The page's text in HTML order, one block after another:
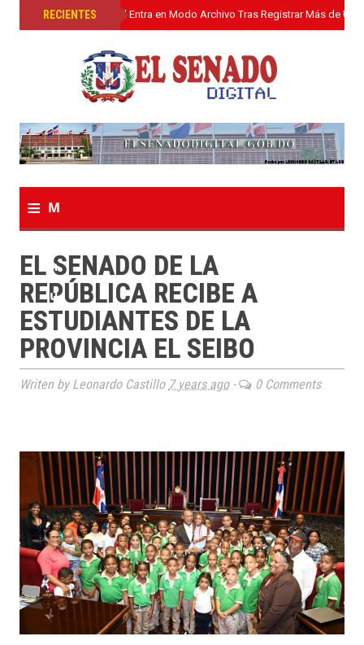
RECIENTES
»El Senado Digital Entra en Modo Archivo Tras Registrar Más de Un
≡ M
e
n
u
EL SENADO DE LA
REPÚBLICA RECIBE A
ESTUDIANTES DE LA
PROVINCIA EL SEIBO
Writen by Leonardo Castillo 7 years ago- 0 Comments